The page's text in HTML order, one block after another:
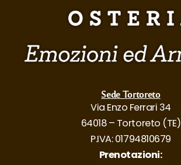
Sede Tortoreto
Via Enzo Ferrari 34
64018 – Tortoreto (TE)
P.IVA: 01794810679
Prenotazioni: